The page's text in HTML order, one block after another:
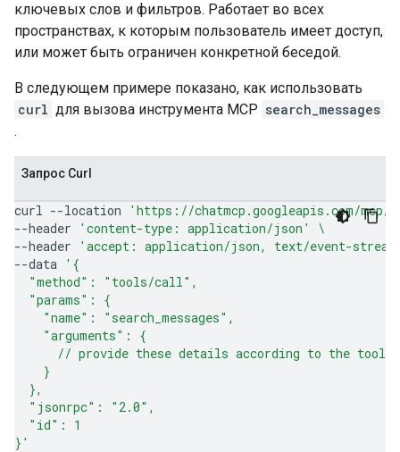
ключевых слов и фильтров. Работает во всех
пространствах, к которым пользователь имеет доступ,
или может быть ограничен конкретной беседой.
В следующем примере показано, как использовать
curl для вызова инструмента MCP search_messages
.
Запрос Curl
curl --location
'https://chatmcp.googleapis.com/mcp/
--header
'content-type: application/json'
\
--header
'accept: application/json, text/event-
--data '{
  "method": "tools/call",
  "params": {
    "name": "search_messages",
    "arguments": {
// provide these details according to the tool
    }
  },
  "jsonrpc": "2.0",
  "id": 1
}'